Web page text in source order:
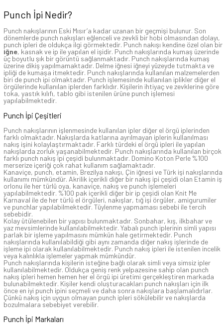
Punch İpi Nedir?
Punch nakışlarının Eski Mısır’a kadar uzanan bir geçmişi bulunur. Son
dönemlerde punch nakışları eğlenceli ve zevkli bir hobi olmasından dolayı,
punch ipleri de oldukça ilgi görmektedir. Punch nakışı kendine özel olan bir
iğne, kasnak ve ip ile yapılan el işidir. Punch nakışlarında kumaş üzerinde
üç boyutlu şık bir görüntü sağlanmaktadır. Punch nakışlarında kumaş
üzerine dikiş yapılmamaktadır. Delme iğnesi iğneyi yüzeyde tutmakta ve
ipliği de kumaşa itmektedir. Punch nakışlarında kullanılan malzemelerden
biri de punch ipi olmaktadır. Punch işlemesinde kullanılan iplikler diğer el
örgülerinde kullanılan iplerden farklıdır. Kişilerin ihtiyaç ve zevklerine göre
toka, yastık kılıfı, tablo gibi istenilen ürüne punch işlemesi
yapılabilmektedir.
Punch İpi Çeşitleri
Punch nakışlarının işlenmesinde kullanılan ipler diğer el örgü iplerinden
farklı olmaktadır. Nakışlarda katlarına ayrılmayan iplerin kullanılması
nakış işini kolaylaştırmaktadır. Farklı türdeki el örgü ipleri ile yapılan
nakışlarda zorluk yaşanabilmektedir. Punch nakışlarında kullanılan birçok
farklı punch nakış ipi çeşidi bulunmaktadır. Domino Koton Perle %100
merserize içeriği çok rahat kullanım sağlamaktadır.
Kanaviçe, punch, etamin, Brezilya nakışı, Çin iğnesi ve Türk işi nakışlarında
kullanımı mümkündür. Akrilik içerikli diğer bir nakış ipi çeşidi olan Etamin iş
orlonu ile her türlü oya, kanaviçe, nakış ve punch işlemeleri
yapılabilmektedir. %100 pak içerikli diğer bir ip çeşidi olan Knit Me
Karnaval ile de her türlü el örgüleri, nakışlar, tığ işi örgüler, amigurumiler
ve punchlar yapılabilmektedir. Tüylenme yapmaması sebebi ile tercih
sebebidir.
Kolay ütülenebilen bir yapısı bulunmaktadır. Sonbahar, kış, ilkbahar ve
yaz mevsimlerinde kullanılabilmektedir. Yabalı punch iplerinin simli yapısı
parlak bir işleme yapılmasını mümkün hale getirmektedir. Punch
nakışlarında kullanılabildiği gibi aynı zamanda diğer nakış işlerinde de
işleme ipi olarak kullanılabilmektedir. Punch nakış ipleri ile istenilen incelik
veya kalınlıkla işlemeler yapmak mümkündür.
Punch nakışlarında kişilerin isteğine bağlı olarak simli veya simsiz ipler
kullanılabilmektedir. Oldukça geniş renk yelpazesine sahip olan punch
nakış ipleri hemen hemen her el örgü ipi üretimi gerçekleştiren markada
bulunabilmektedir. Kişiler kendi oluşturacakları punch nakışları için ilk
önce en iyi punch ipini seçmeli ve daha sonra nakışlara başlamalıdırlar.
Çünkü nakış için uygun olmayan punch ipleri sökülebilir ve nakışlarda
bozulmalara sebebiyet verebilir.
Punch İpi Markaları